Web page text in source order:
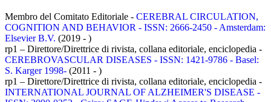
Membro del Comitato Editoriale - CEREBRAL CIRCULATION,
COGNITION AND BEHAVIOR - ISSN: 2666-2450 - Amsterdam:
Elsevier B.V. (2019 - )
rp1 – Direttore/Direttrice di rivista, collana editoriale, enciclopedia -
CEREBROVASCULAR DISEASES - ISSN: 1421-9786 - Basel:
S. Karger 1998- (2011 - )
rp1 – Direttore/Direttrice di rivista, collana editoriale, enciclopedia -
INTERNATIONAL JOURNAL OF ALZHEIMER'S DISEASE -